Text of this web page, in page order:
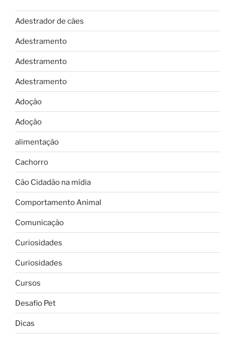
Adestrador de cães
Adestramento
Adestramento
Adestramento
Adoção
Adoção
alimentação
Cachorro
Cão Cidadão na mídia
Comportamento Animal
Comunicação
Curiosidades
Curiosidades
Cursos
Desafio Pet
Dicas